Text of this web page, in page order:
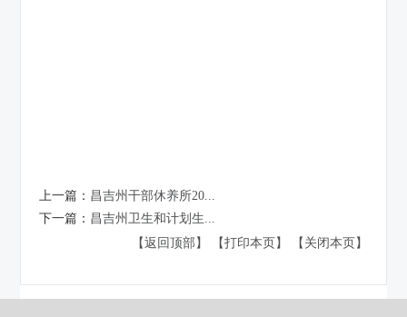
上一篇： 昌吉州干部休养所20...
下一篇： 昌吉州卫生和计划生...
【返回顶部】
【打印本页】 【关闭本页】